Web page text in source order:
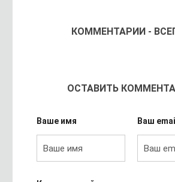
КОММЕНТАРИИ -
ОСТАВИТЬ
Ваше имя Ваш email